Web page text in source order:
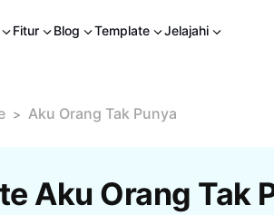
Fitur Blog Template Jelajahi
> Aku Orang Tak Punya